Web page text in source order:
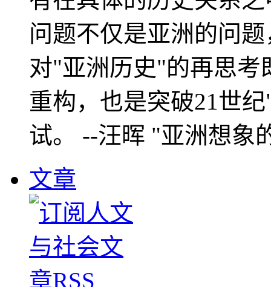
问题不仅是亚洲的问
对"亚洲历史"的再思考
重构，也是突破21世
试。 --汪晖 "亚洲想象
文章